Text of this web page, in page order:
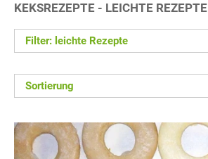
KEKSREZEPTE - LEICHTE REZEPTE
Filter: leichte Rezepte
Sortierung